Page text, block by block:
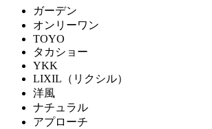
ガーデン
オンリーワン
TOYO
タカショー
YKK
LIXIL（リクシル）
洋風
ナチュラル
アプローチ